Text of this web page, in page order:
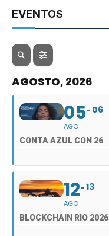
EVENTOS
AGOSTO, 2026
05
AGO
06
CONTA AZUL CON 26
12
AGO
13
BLOCKCHAIN RIO 2026